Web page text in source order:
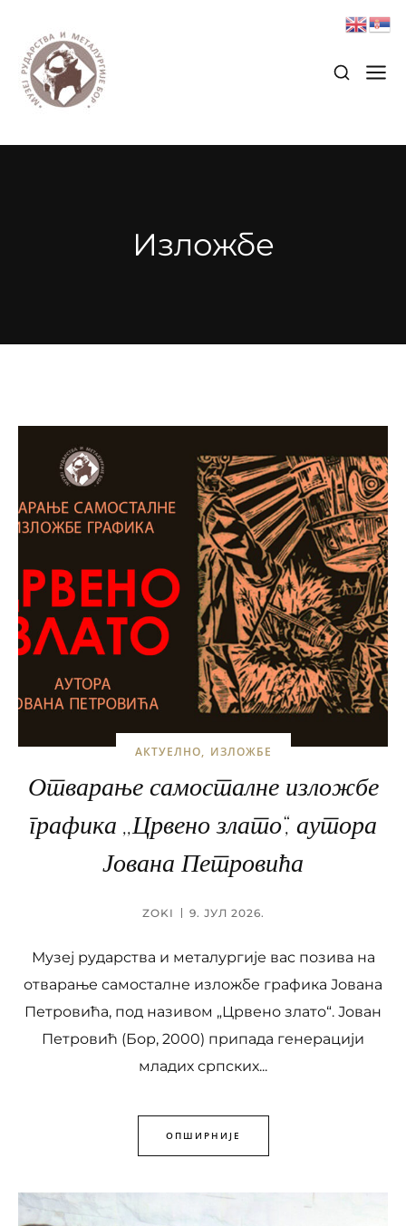
Изложбе
АКТУЕЛНО ИЗЛОЖБЕ
Отварање самосталне изложбе
графика ,,Црвено злато“, аутора
Јована Петровића
ZOKI 9. ЈУЛ 2026.
Музеј рударства и металургије вас позива на
отварање самосталне изложбе графика Јована
Петровића, под називом „Црвено злато“. Јован
Петровић (Бор, 2000) припада генерацији
младих српских...
ОПШИРНИЈЕ